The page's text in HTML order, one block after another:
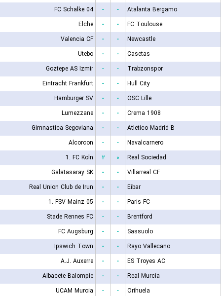
FC Schalke 04
- -
Atalanta Bergamo
Elche
- -
FC Toulouse
Valencia CF
- -
Newcastle
Utebo
- -
Casetas
Goztepe AS Izmir
- -
Trabzonspor
Eintracht Frankfurt
- -
Hull City
Hamburger SV
- -
OSC Lille
Lumezzane
- -
Crema 1908
Gimnastica Segoviana
- -
Atletico Madrid B
Alcorcon
- -
Navalcarnero
1. FC Koln
۲ ۰
Real Sociedad
Galatasaray SK
- -
Villarreal CF
Real Union Club de Irun
- -
Eibar
1. FSV Mainz 05
- -
Paris FC
Stade Rennes FC
- -
Brentford
FC Augsburg
- -
Sassuolo
Ipswich Town
- -
Rayo Vallecano
A.J. Auxerre
- -
ES Troyes AC
Albacete Balompie
- -
Real Murcia
UCAM Murcia
- -
Orihuela